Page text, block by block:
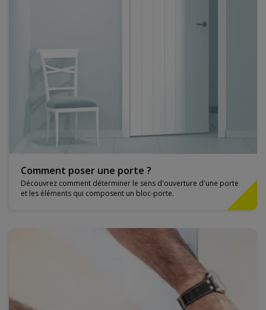
Comment poser une porte ?
Découvrez comment déterminer le sens d'ouverture d'une porte
et les éléments qui composent un bloc-porte.